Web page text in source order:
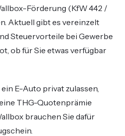
Förderung (KfW 442 /
Aktuell gibt es vereinzelt
Steuervorteile bei Gewerbe
ob für Sie etwas verfügbar
E-Auto privat zulassen,
THG-Quotenprämie
brauchen Sie dafür